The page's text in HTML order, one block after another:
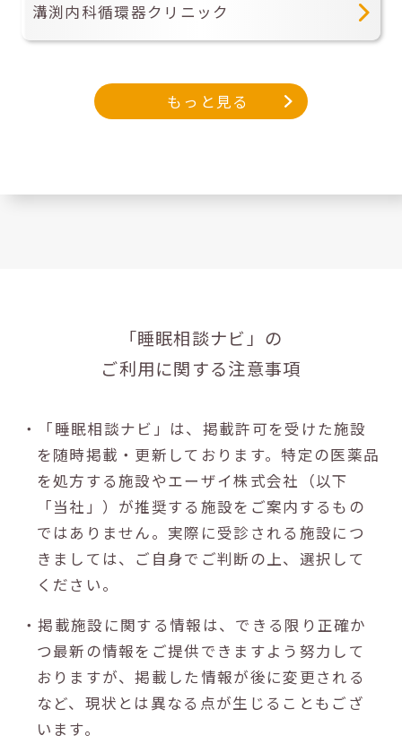
溝渕内科循環器クリニック
もっと見る
「睡眠相談ナビ」の
ご利用に関する注意事項
・「睡眠相談ナビ」は、掲載許可を受けた施設
を随時掲載・更新しております。特定の医薬品
を処方する施設やエーザイ株式会社（以下
「当社」）が推奨する施設をご案内するもの
ではありません。実際に受診される施設につ
きましては、ご自身でご判断の上、選択して
ください。
・掲載施設に関する情報は、できる限り正確か
つ最新の情報をご提供できますよう努力して
おりますが、掲載した情報が後に変更される
など、現状とは異なる点が生じることもござ
います。